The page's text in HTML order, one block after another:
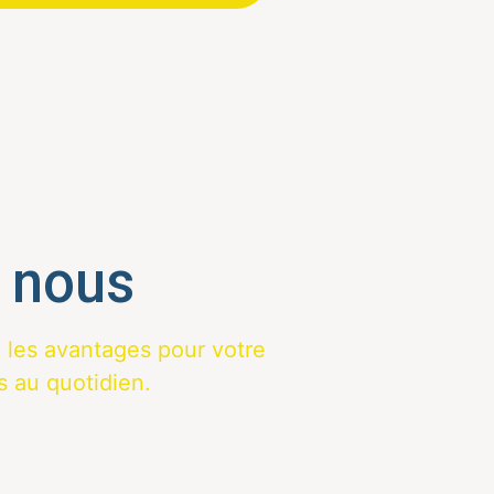
avantages pour votre
au quotidien.